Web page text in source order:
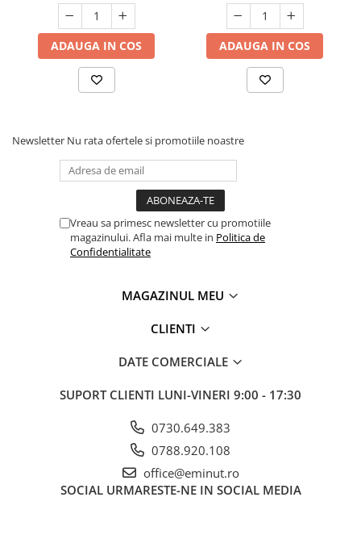
ADAUGA IN COS ADAUGA IN COS
Newsletter Nu rata ofertele si promotiile noastre
Vreau sa primesc newsletter cu promotiile
magazinului. Afla mai multe in Politica de
Confidentialitate
MAGAZINUL MEU
CLIENTI
DATE COMERCIALE
SUPORT CLIENTI LUNI-VINERI 9:00 - 17:30
0730.649.383
0788.920.108
office@eminut.ro
SOCIAL URMARESTE-NE IN SOCIAL MEDIA